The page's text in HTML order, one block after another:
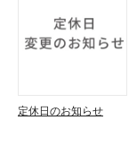
定休日のお知らせ